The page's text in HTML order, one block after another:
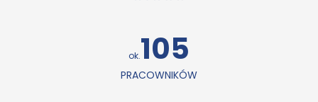
ok.106
PRACOWNIKÓW